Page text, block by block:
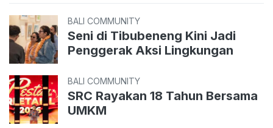
BALI COMMUNITY
Seni di Tibubeneng Kini Jadi
Penggerak Aksi Lingkungan
BALI COMMUNITY
SRC Rayakan 18 Tahun Bersama
UMKM